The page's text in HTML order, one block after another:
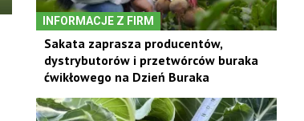
INFORMACJE Z FIRM
Sakata zaprasza producentów,
dystrybutorów i przetwórców buraka
ćwikłowego na Dzień Buraka